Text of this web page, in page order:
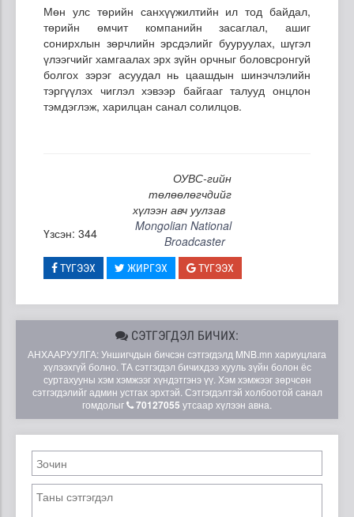
Мөн улс төрийн санхүүжилтийн ил тод байдал,
төрийн өмчит компанийн засаглал, ашиг
сонирхлын зөрчлийн эрсдэлийг бууруулах, шүгэл
үлээгчийг хамгаалах эрх зүйн орчныг боловсронгуй
болгох зэрэг асуудал нь цаашдын шинэчлэлийн
тэргүүлэх чиглэл хэвээр байгааг талууд онцлон
тэмдэглэж, харилцан санал солилцов.
ОУВС-гийн
төлөөлөгчдийг
хүлээн авч уулзав
Үзсэн: 344
Mongolian National
Broadcaster
ТҮГЭЭХ ЖИРГЭХ ТҮГЭЭХ
СЭТГЭГДЭЛ БИЧИХ:
АНХААРУУЛГА: Уншигчдын бичсэн сэтгэгдэлд MNB.mn хариуцлага
хүлээхгүй болно. ТА сэтгэгдэл бичихдээ хууль зүйн болон ёс
суртахууны хэм хэмжээг хүндэтгэнэ үү. Хэм хэмжээг зөрчсөн
сэтгэгдэлийг админ устгах эрхтэй. Сэтгэгдэлтэй холбоотой санал
гомдолыг
70127055 утсаар хүлээн авна.